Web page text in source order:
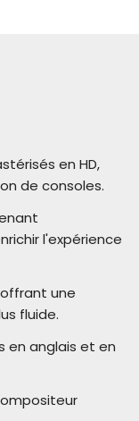
en HD,
de consoles.
l'expérience
une
fluide.
en anglais et en